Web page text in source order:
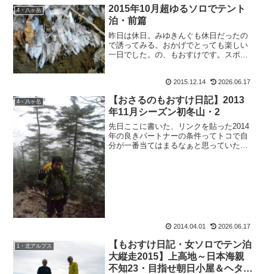
4・八ヶ岳
2015年10月超ゆるソロでテント
泊・前篇
昨日は休日。みゆきんぐも休日だったの
で誘ってみる。おかげでとっても楽しい
一日でした。の、もおすけです。スポン
るのが目的じゃなかったから。そんな山
2015.12.14 2026.06.17
4・八ヶ岳
【おさるのもおすけ日記】2013
年11月シーズン初冬山・2
先日ここに書いた、リンクを貼った2014
年の良きパートナーの条件ってトコで自
分が一番当てはまるなぁと思っていた
2014.04.01 2026.06.17
1・北アルプス
【もおすけ日記・女ソロでテン泊
大縦走2015】上高地～日本海親
不知23・目指せ朝日小屋＆ヘタっ